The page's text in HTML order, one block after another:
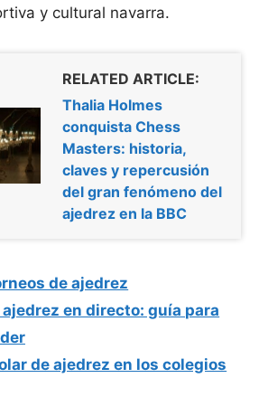
y cultural navarra.
RELATED ARTICLE:
Thalia Holmes
conquista Chess
Masters: historia,
claves y repercusión
del gran fenómeno del
ajedrez en la BBC
de ajedrez
ajedrez en directo: guía para
de ajedrez en los colegios